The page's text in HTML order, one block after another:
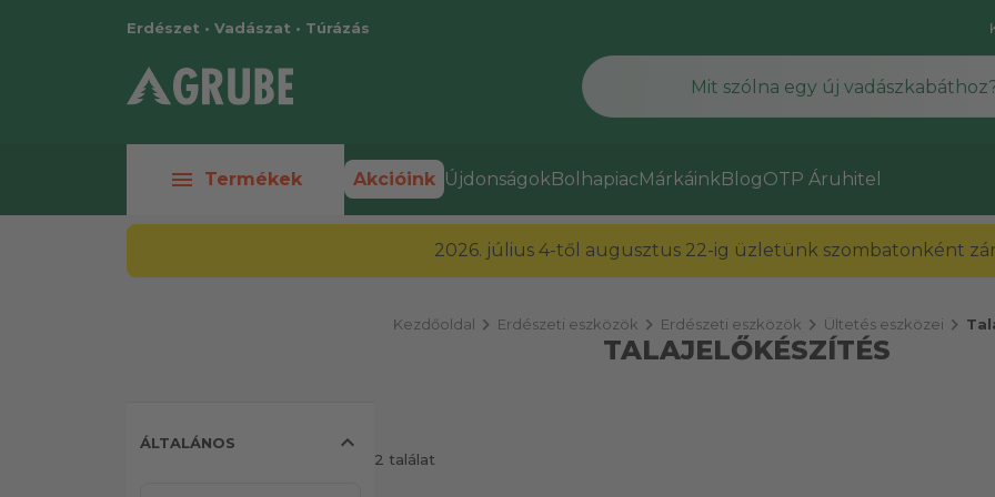
Erdészet • Vadászat • Túrázás
menu Termékek Akcióink ÚjdonságokBolhapiacMárkáinkBlogOTP Áruhitel
2026. július 4-től augusztus 22-ig üzletünk szombatonként
Kezdőoldal chevron_right Erdészeti eszközök chevron_right Erdészeti eszközök chevron_right Ültetés eszközei chevron_right
TALAJELŐKÉSZÍTÉS
2 találat
ÁLTALÁNOS expand_less